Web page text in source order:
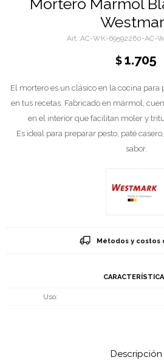
Mortero Mármol
AC-WK-69592260-AC-
$1.705
El mortero es un clásico en la cocina
en tus recetas. Fabricado en mármol,
en el interior que facilitan moler y
Es ideal para preparar pesto, paté
sabor.
Métodos y costos
Uso
Descripción